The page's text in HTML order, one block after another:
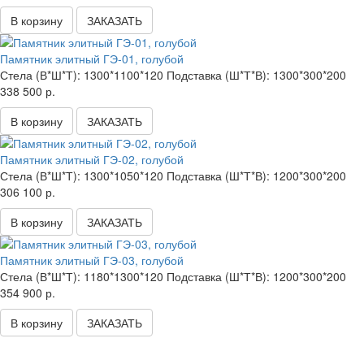
В корзину
ЗАКАЗАТЬ
Памятник элитный ГЭ-01, голубой
Стела (В*Ш*Т): 1300*1100*120 Подставка (Ш*Т*В): 1300*300*200
338 500 р.
В корзину
ЗАКАЗАТЬ
Памятник элитный ГЭ-02, голубой
Стела (В*Ш*Т): 1300*1050*120 Подставка (Ш*Т*В): 1200*300*200
306 100 р.
В корзину
ЗАКАЗАТЬ
Памятник элитный ГЭ-03, голубой
Стела (В*Ш*Т): 1180*1300*120 Подставка (Ш*Т*В): 1200*300*200
354 900 р.
В корзину
ЗАКАЗАТЬ